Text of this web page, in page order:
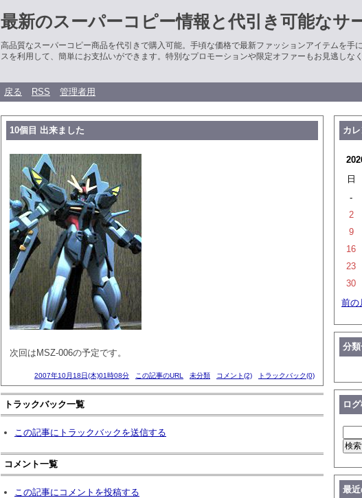
最新のスーパーコピー情報と代引き可能なサ
高品質なスーパーコピー商品を代引きで購入可能。手頃な価格で最新ファッションアイテムを手
スを利用して、簡単にお支払いができます。特別なプロモーションや限定オファーもお見逃しなく
戻る RSS 管理者用
10個目 出来ました
次回はMSZ-006の予定です。
2007年10月18日(木)01時08分 この記事のURL 未分類 コメント(2) トラックバック(0)
トラックバック一覧
この記事にトラックバックを送信する
コメント一覧
この記事にコメントを投稿する
カ
日
-
2
9
16
23
30
前の
分
ロ
最